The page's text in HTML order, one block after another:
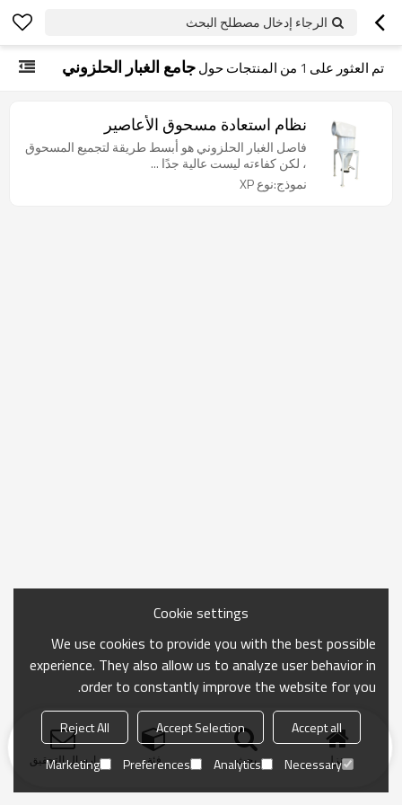
الرجاء إدخال مصطلح البحث
تم العثور على 1 من المنتجات حولجامع الغبار الحلزوني
نظام استعادة مسحوق الأعاصير
فاصل الغبار الحلزوني هو أبسط طريقة لتجميع المسحوق
، لكن كفاءته ليست عالية جدًا ...
نموذج:نوع XP
منزل بحث فئة ارسال التحقيق
Cookie settings
We use cookies to provide you with the best possible
experience. They also allow us to analyze user behavior in
order to constantly improve the website for you.
Accept all
Accept Selection
Reject All
Necessary
Analytics
Preferences
Marketing